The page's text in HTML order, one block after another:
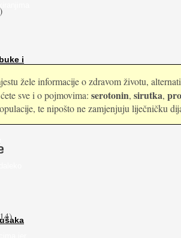
i
jer
žele informacije o zdravom životu,
sve i o pojmovima: serotonin, sirutka,
te nipošto ne zamjenjuju liječničku